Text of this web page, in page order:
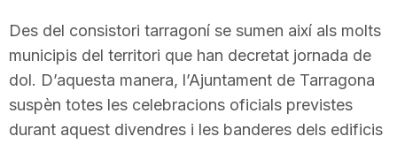
Des del consistori tarragoní se sumen així als molts
municipis del territori que han decretat jornada de
dol. D’aquesta manera, l’Ajuntament de Tarragona
suspèn totes les celebracions oficials previstes
durant aquest divendres i les banderes dels edificis